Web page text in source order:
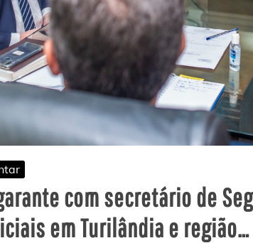
com secretário de
em Turilândia e região…